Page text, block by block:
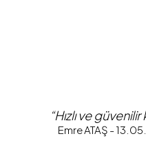
“Hızlı ve
Emre ATAŞ -